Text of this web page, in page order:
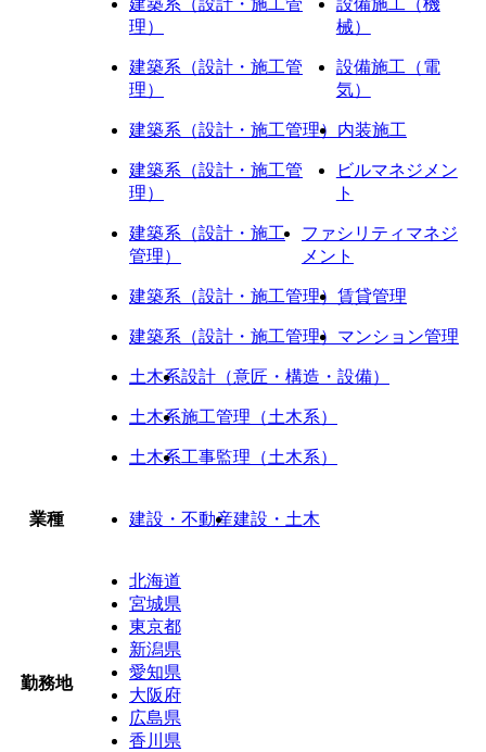
建築系（設計・施工管
理）
設備施工（機
械）
建築系（設計・施工管
理）
設備施工（電
気）
建築系（設計・施工管理） 内装施工
建築系（設計・施工管
理）
ビルマネジメン
ト
建築系（設計・施工
管理）
ファシリティマネジ
メント
建築系（設計・施工管理） 賃貸管理
建築系（設計・施工管理） マンション管理
土木系設計（意匠・構造・設備）
土木系施工管理（土木系）
土木系工事監理（土木系）
業種 建設・不動産建設・土木
勤務地
北海道
宮城県
東京都
新潟県
愛知県
大阪府
広島県
香川県